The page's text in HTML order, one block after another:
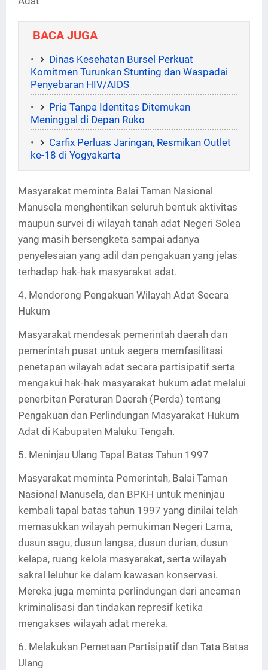
BACA JUGA
Dinas Kesehatan Bursel Perkuat
Komitmen Turunkan Stunting dan Waspadai
Penyebaran HIV/AIDS
Pria Tanpa Identitas Ditemukan
Meninggal di Depan Ruko
Carfix Perluas Jaringan, Resmikan Outlet
ke-18 di Yogyakarta
Masyarakat meminta Balai Taman Nasional
Manusela menghentikan seluruh bentuk aktivitas
maupun survei di wilayah tanah adat Negeri Solea
yang masih bersengketa sampai adanya
penyelesaian yang adil dan pengakuan yang jelas
terhadap hak-hak masyarakat adat.
4. Mendorong Pengakuan Wilayah Adat Secara
Hukum
Masyarakat mendesak pemerintah daerah dan
pemerintah pusat untuk segera memfasilitasi
penetapan wilayah adat secara partisipatif serta
mengakui hak-hak masyarakat hukum adat melalui
penerbitan Peraturan Daerah (Perda) tentang
Pengakuan dan Perlindungan Masyarakat Hukum
Adat di Kabupaten Maluku Tengah.
5. Meninjau Ulang Tapal Batas Tahun 1997
Masyarakat meminta Pemerintah, Balai Taman
Nasional Manusela, dan BPKH untuk meninjau
kembali tapal batas tahun 1997 yang dinilai telah
memasukkan wilayah pemukiman Negeri Lama,
dusun sagu, dusun langsa, dusun durian, dusun
kelapa, ruang kelola masyarakat, serta wilayah
sakral leluhur ke dalam kawasan konservasi.
Mereka juga meminta perlindungan dari ancaman
kriminalisasi dan tindakan represif ketika
mengakses wilayah adat mereka.
6. Melakukan Pemetaan Partisipatif dan Tata Batas
Ulang